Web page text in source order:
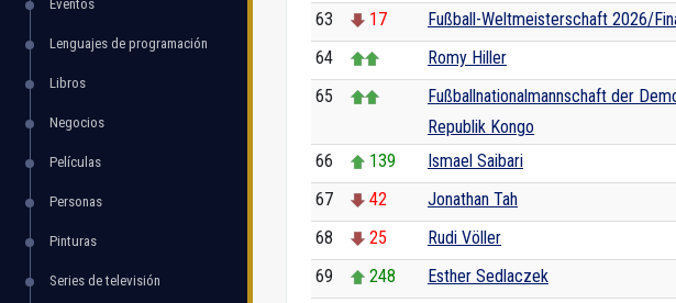
Eventos
Lenguajes de programación
Libros
Negocios
Películas
Personas
Pinturas
Series de televisión
63
17 Fußball-Weltmeisterschaft 2026/
64
Romy Hiller
65
Fußballnationalmannschaft der
Republik Kongo
66 139 Ismael Saibari
67
42 Jonathan Tah
68
25 Rudi Völler
69
248 Esther Sedlaczek